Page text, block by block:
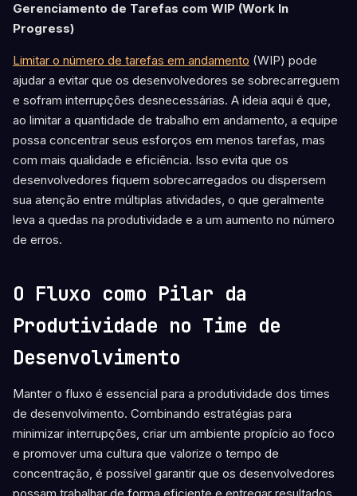
Gerenciamento de Tarefas com WIP (Work In
Progress)
Limitar o número de tarefas em andamento (WIP) pode
ajudar a evitar que os desenvolvedores se sobrecarreguem
e sofram interrupções desnecessárias. A ideia aqui é que,
ao limitar a quantidade de trabalho em andamento, a equipe
possa concentrar seus esforços em menos tarefas, mas
com mais qualidade e eficiência. Isso evita que os
desenvolvedores fiquem sobrecarregados ou dispersem
sua atenção entre múltiplas atividades, o que geralmente
leva a quedas na produtividade e a um aumento no número
de erros.
O Fluxo como Pilar da
Produtividade no Time de
Desenvolvimento
Manter o fluxo é essencial para a produtividade dos times
de desenvolvimento. Combinando estratégias para
minimizar interrupções, criar um ambiente propício ao foco
e promover uma cultura que valorize o tempo de
concentração, é possível garantir que os desenvolvedores